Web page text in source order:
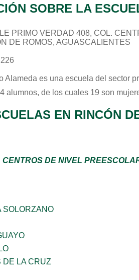
SOBRE LA
PRIMO VERDAD 408, COL.
DE ROMOS, AGUASCALIENTES
Alameda es una escuela del sector
alumnos, de los cuales 19 son
EN RINCÓN
CENTROS DE NIVEL
SOLORZANO
DE LA CRUZ